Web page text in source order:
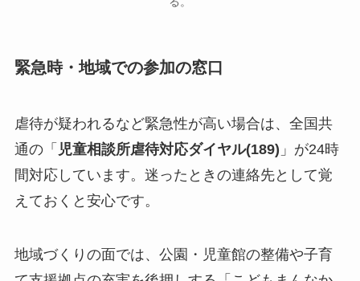
緊急時・地域での参加の窓口
虐待が疑われるなど緊急性が高い場合は、全国共
通の「 児童相談所虐待対応ダイヤル(189) 」が24時
間対応しています。迷ったときの連絡先として覚
えておくと安心です。
地域づくりの面では、公園・児童館の整備や子育